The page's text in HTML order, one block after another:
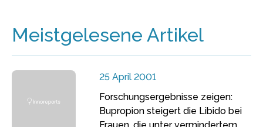
Meistgelesene Artikel
25 April 2001
Forschungsergebnisse zeigen:
Bupropion steigert die Libido bei
Frauen, die unter vermindertem